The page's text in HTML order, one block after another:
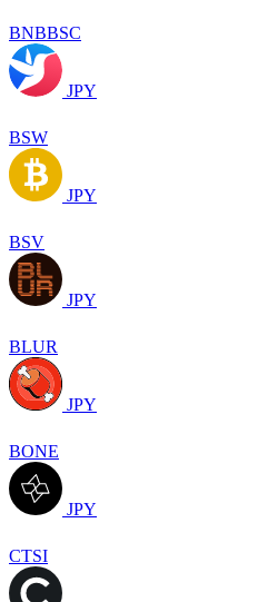
BNBBSC
JPY
BSW
JPY
BSV
JPY
BLUR
JPY
BONE
JPY
CTSI